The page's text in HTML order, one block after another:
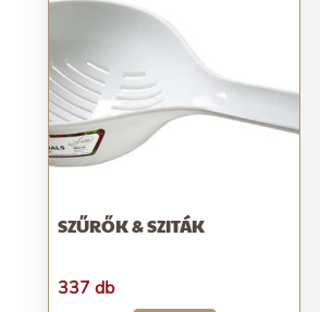
SZŰRŐK & SZITÁK
337 db